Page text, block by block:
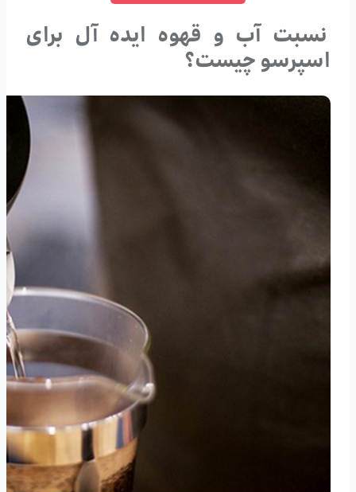
نسبت آب و قهوه ایده آل برای
اسپرسو چیست؟